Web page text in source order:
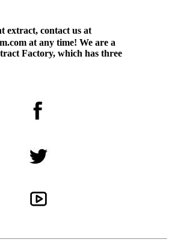
extract, contact us at
at any time! We are a
Factory, which has three